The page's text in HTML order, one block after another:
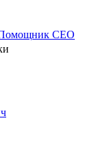
Помощник СЕО